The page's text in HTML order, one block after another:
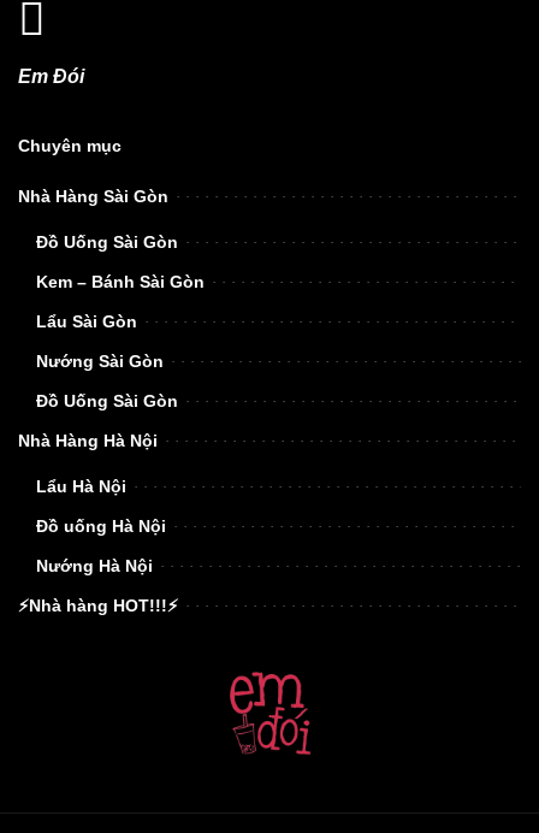
Em Đói
Chuyên mục
Nhà Hàng Sài Gòn
Đồ Uống Sài Gòn
Kem – Bánh Sài Gòn
Lẩu Sài Gòn
Nướng Sài Gòn
Đồ Uống Sài Gòn
Nhà Hàng Hà Nội
Lẩu Hà Nội
Đồ uống Hà Nội
Nướng Hà Nội
⚡Nhà hàng HOT!!!⚡